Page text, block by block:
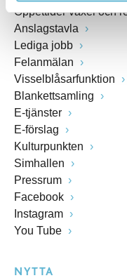
Öppettider växel och
Anslagstavla
Lediga jobb
Felanmälan
Visselblåsarfunktion
Blankettsamling
E-tjänster
E-förslag
Kulturpunkten
Simhallen
Pressrum
Facebook
Instagram
You Tube
NYTTA